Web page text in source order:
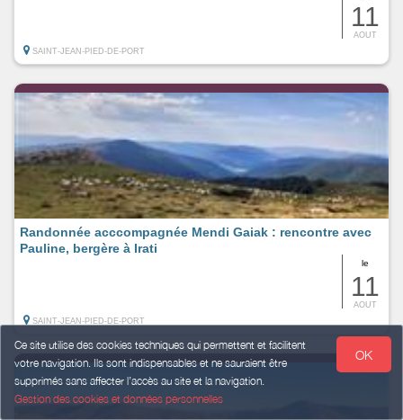
Ce site utilise des cookies techniques qui permettent et facilitent
votre navigation. Ils sont indispensables et ne sauraient être
supprimés sans affecter l’accès au site et la navigation.
Gestion des cookies et données personnelles
OK
11
AOUT
SAINT-JEAN-PIED-DE-PORT
le
11
AOUT
Randonnée acccompagnée Mendi Gaiak : rencontre avec
Pauline, bergère à Irati
SAINT-JEAN-PIED-DE-PORT